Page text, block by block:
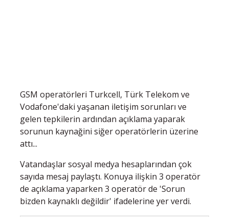
GSM operatörleri Turkcell, Türk Telekom ve
Vodafone'daki yaşanan iletişim sorunları ve
gelen tepkilerin ardından açıklama yaparak
sorunun kaynağini siğer operatörlerin üzerine
attı...
Vatandaşlar sosyal medya hesaplarından çok
sayıda mesaj paylaştı. Konuya ilişkin 3 operatör
de açıklama yaparken 3 operatör de 'Sorun
bizden kaynaklı değildir' ifadelerine yer verdi.